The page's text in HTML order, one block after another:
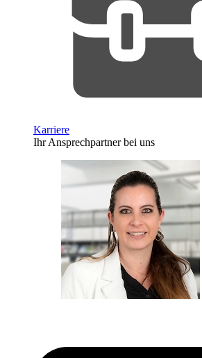
Karriere
Ihr Ansprechpartner bei uns